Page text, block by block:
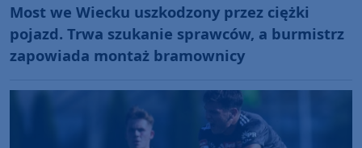
Most we Wiecku uszkodzony przez ciężki
pojazd. Trwa szukanie sprawców, a burmistrz
zapowiada montaż bramownicy